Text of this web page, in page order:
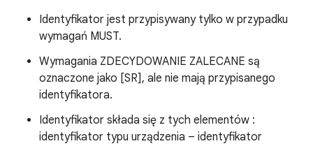
Identyfikator jest przypisywany tylko w przypadku
wymagań MUST.
Wymagania ZDECYDOWANIE ZALECANE są
oznaczone jako [SR], ale nie mają przypisanego
identyfikatora.
Identyfikator składa się z tych elementów :
identyfikator typu urządzenia – identyfikator